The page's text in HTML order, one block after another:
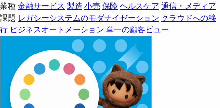
業種金融サービス 製造 小売 保険 ヘルスケア 通信・メディア
課題 レガシーシステムのモダナイゼーション クラウドへの移
行 ビジネスオートメーション 単一の顧客ビュー